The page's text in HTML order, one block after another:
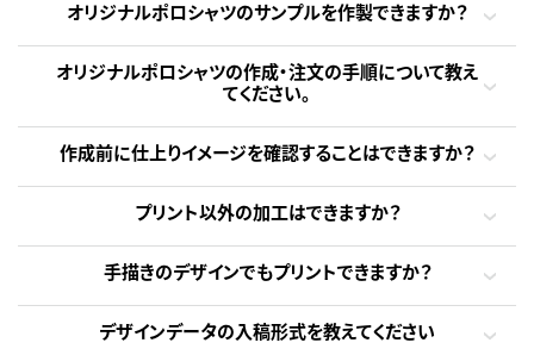
オリジナルポロシャツのサンプルを作製できますか？
オリジナルポロシャツの作成・注文の手順について教え
てください。
作成前に仕上りイメージを確認することはできますか？
プリント以外の加工はできますか？
手描きのデザインでもプリントできますか？
デザインデータの入稿形式を教えてください